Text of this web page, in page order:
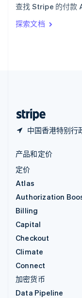
查找 Stripe 的付款
探索文档
中国香港特别行
ItalianoEnglish
印度
English
产品和定价
定价
Atlas
Authorization
Billing
Capital
Checkout
Climate
Connect
加密货币
Data Pipeline